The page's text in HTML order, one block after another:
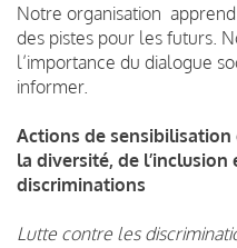
Notre organisation
des pistes pour les futurs.
l’importance du dialogue
informer.
Actions de
la diversité, de
discriminations
Lutte contre les